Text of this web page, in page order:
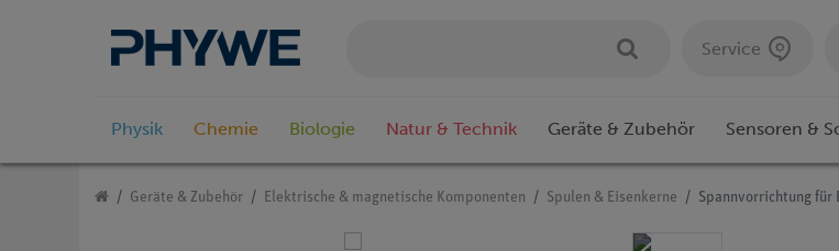
Service
Physik Chemie Biologie Natur & Technik Geräte & Zubehör Sensoren &
Geräte & Zubehör Elektrische & magnetische Komponenten Spulen & Eisenkerne Spannvorrichtung für